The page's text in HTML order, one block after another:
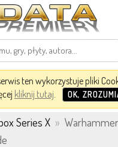
ten wykorzystuje pliki
kliknij tutaj. OK,
Series X » Warhammer